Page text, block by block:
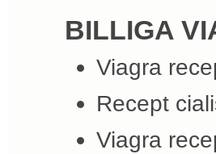
BILLIGA
Viagra
Recept
Viagra